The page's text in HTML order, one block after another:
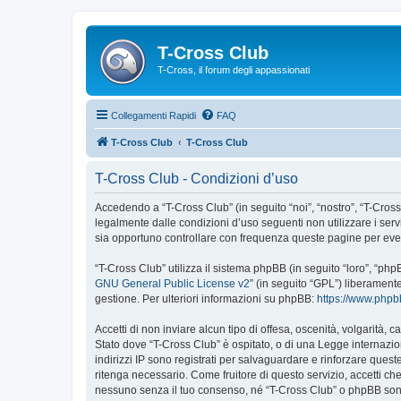
T-Cross Club
T-Cross, il forum degli appassionati
Collegamenti Rapidi FAQ
T-Cross Club T-Cross Club
T-Cross Club - Condizioni d’uso
Accedendo a “T-Cross Club” (in seguito “noi”, “nostro”, “T-
legalmente dalle condizioni d’uso seguenti non utilizzare i
sia opportuno controllare con frequenza queste pagine per
“T-Cross Club” utilizza il sistema phpBB (in seguito “loro”,
GNU General Public License v2” (in seguito “GPL”)
gestione. Per ulteriori informazioni su phpBB: https://
Accetti di non inviare alcun tipo di offesa, oscenità, volgarità,
Stato dove “T-Cross Club” è ospitato, o di una Legge
indirizzi IP sono registrati per salvaguardare e rinforzare
ritenga necessario. Come fruitore di questo servizio, accetti
nessuno senza il tuo consenso, né “T-Cross Club” o phpBB